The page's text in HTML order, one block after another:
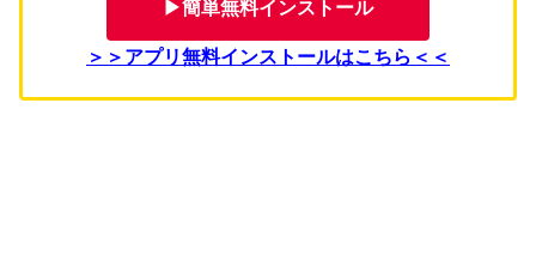
▶簡単無料インストール
＞＞アプリ無料インストールはこちら＜＜